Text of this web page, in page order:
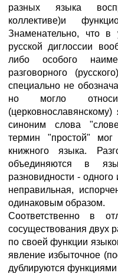
разных языка
коллективе)и
Знаменательно, что в
русской диглоссии
либо особого
разговорного
специально не
но могло
синоним слова
термин "простой" мог
книжного языка.
объединяются в
разновидности -
неправильная,
одинаковым образом.
Соответственно в
сосуществования двух
по своей функции
явление избыточное
дублируются